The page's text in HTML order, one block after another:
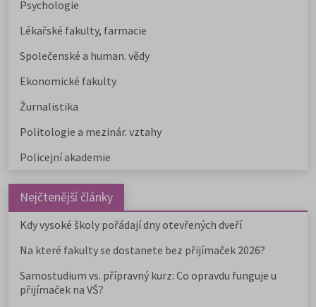
Psychologie
Lékařské fakulty, farmacie
Společenské a human. vědy
Ekonomické fakulty
Žurnalistika
Politologie a mezinár. vztahy
Policejní akademie
Nejčtenější články
Kdy vysoké školy pořádají dny otevřených dveří
Na které fakulty se dostanete bez přijímaček 2026?
Samostudium vs. přípravný kurz: Co opravdu funguje u
přijímaček na VŠ?